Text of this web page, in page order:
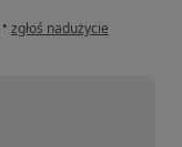
• w opinii użytkownika
zgłoś nadużycie